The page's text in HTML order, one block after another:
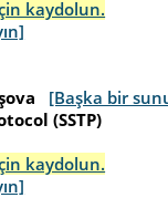
kaydolun.
[Başka bir
(SSTP)
kaydolun.